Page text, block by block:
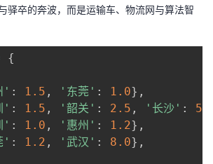
驿卒的奔波，而是运输车、物流网与算法智
{
' : 1.5 , '东莞' : 1.0} ,
' : 1.5 , '韶关' : 2.5 , '长沙' :
' : 1.0 , '惠州' : 1.2} ,
' : 1.2 , '武汉' : 8.0} ,